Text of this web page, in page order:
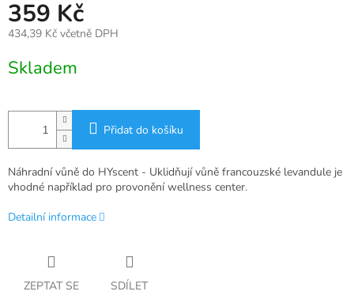
359 Kč
434,39 Kč včetně DPH
cena:
Skladem
Přidat do košíku
Náhradní vůně do HYscent - Uklidňují vůně francouzské levandule je
vhodné například pro provonění wellness center.
Detailní informace
ZEPTAT SE SDÍLET